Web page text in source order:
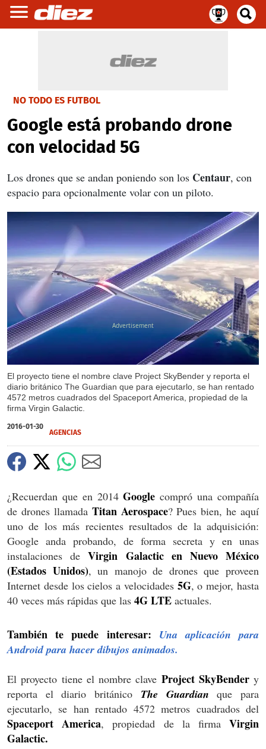
NO TODO ES FUTBOL
Google está probando drone
con velocidad 5G
Los drones que se andan poniendo son los Centaur, con
espacio para opcionalmente volar con un piloto.
El proyecto tiene el nombre clave Project SkyBender y reporta el
diario británico The Guardian que para ejecutarlo, se han rentado
4572 metros cuadrados del Spaceport America, propiedad de la
firma Virgin Galactic.
X
2016-01-30
AGENCIAS
¿Recuerdan que en 2014Google compró una compañía
de drones llamada Titan Aerospace? Pues bien, he aquí
uno de los más recientes resultados de la adquisición:
Google anda probando, de forma secreta y en unas
instalaciones deVirgin Galactic en Nuevo México
(Estados Unidos), un manojo de drones que proveen
Internet desde los cielos a velocidades 5G, o mejor, hasta
40 veces más rápidas que las 4G LTE actuales.
También te puede interesar: Una aplicación para
Android para hacer dibujos animados.
El proyecto tiene el nombre clave Project SkyBendery
reporta el diario británico The Guardian que para
ejecutarlo, se han rentado 4572 metros cuadrados del
Spaceport America, propiedad de la firmaVirgin
Galactic.